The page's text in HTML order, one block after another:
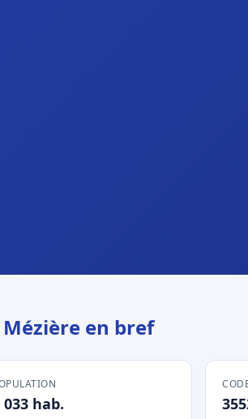
Mézière en bref
033 hab.